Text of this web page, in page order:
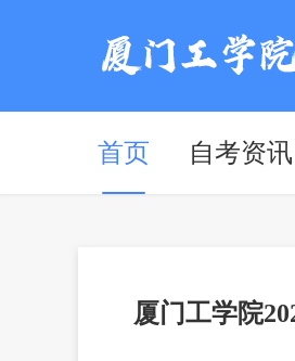
首页 自考资讯
厦门工学院